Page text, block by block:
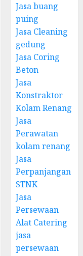
Jasa buang
puing
Jasa Cleaning
gedung
Jasa Coring
Beton
Jasa
Konstraktor
Kolam Renang
Jasa
Perawatan
kolam renang
Jasa
Perpanjangan
STNK
Jasa
Persewaan
Alat Catering
jasa
persewaan